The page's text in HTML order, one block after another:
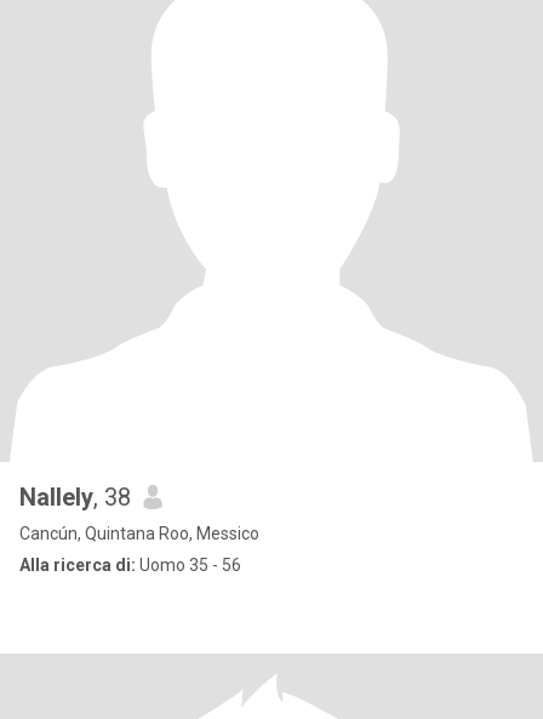
Nallely, 38
Cancún, Quintana Roo, Messico
Alla ricerca di: Uomo 35 - 56